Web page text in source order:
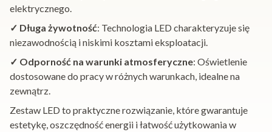
elektrycznego.
✓ Długa żywotność: Technologia LED charakteryzuje się
niezawodnością i niskimi kosztami eksploatacji.
✓ Odporność na warunki atmosferyczne: Oświetlenie
dostosowane do pracy w różnych warunkach, idealne na
zewnątrz.
Zestaw LED to praktyczne rozwiązanie, które gwarantuje
estetykę, oszczędność energii i łatwość użytkowania w